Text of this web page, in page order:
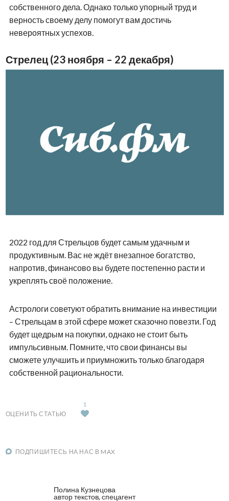
собственного дела. Однако только упорный труд и
верность своему делу помогут вам достичь
невероятных успехов.
Стрелец (23 ноября – 22 декабря)
2022 год для Стрельцов будет самым удачным и
продуктивным. Вас не ждёт внезапное богатство,
напротив, финансово вы будете постепенно расти и
укреплять своё положение.
Астрологи советуют обратить внимание на инвестиции
– Стрельцам в этой сфере может сказочно повезти. Год
будет щедрым на покупки, однако не стоит быть
импульсивным. Помните, что свои финансы вы
сможете улучшить и приумножить только благодаря
собственной рациональности.
ОЦЕНИТЬ СТАТЬЮ
1
ПОДПИШИТЕСЬ НА НАС В MAX
Полина Кузнецова
автор текстов, спецагент